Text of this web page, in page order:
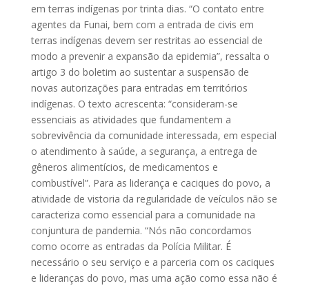
em terras indígenas por trinta dias. “O contato entre
agentes da Funai, bem com a entrada de civis em
terras indígenas devem ser restritas ao essencial de
modo a prevenir a expansão da epidemia”, ressalta o
artigo 3 do boletim ao sustentar a suspensão de
novas autorizações para entradas em territórios
indígenas. O texto acrescenta: “consideram-se
essenciais as atividades que fundamentem a
sobrevivência da comunidade interessada, em especial
o atendimento à saúde, a segurança, a entrega de
gêneros alimentícios, de medicamentos e
combustível”. Para as liderança e caciques do povo, a
atividade de vistoria da regularidade de veículos não se
caracteriza como essencial para a comunidade na
conjuntura de pandemia. “Nós não concordamos
como ocorre as entradas da Polícia Militar. É
necessário o seu serviço e a parceria com os caciques
e lideranças do povo, mas uma ação como essa não é